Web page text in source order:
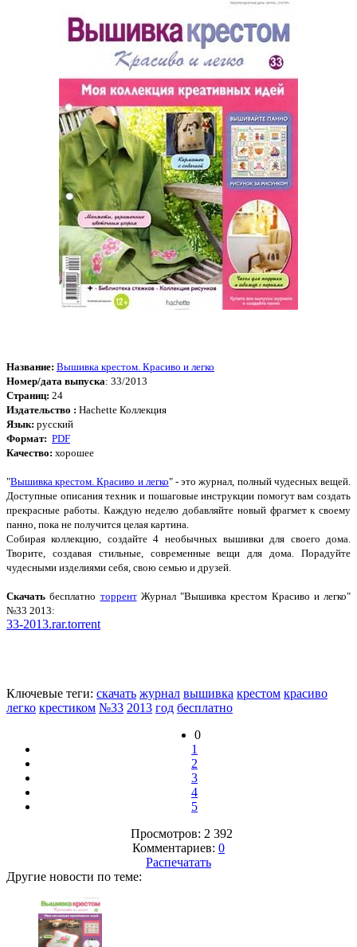
Название: Вышивка крестом. Красиво и легко
Номер/дата выпуска: 33/2013
Страниц: 24
Издательство : Hachette Коллекция
Язык: русский
Формат: PDF
Качество: хорошее
"Вышивка крестом. Красиво и легко" - это журнал, полный чудесных вещей.
Доступные описания техник и пошаговые инструкции помогут вам создать
прекрасные работы. Каждую неделю добавляйте новый фрагмет к своему
панно, пока не получится целая картина.
Собирая коллекцию, создайте 4 необычных вышивки для своего дома.
Творите, создавая стильные, современные вещи для дома. Порадуйте
чудесными изделиями себя, свою семью и друзей.
Cкачать бесплатно торрентЖурнал "Вышивка крестом Красиво и легко"
№33 2013:
33-2013.rar.torrent
Ключевые теги: скачать журнал вышивка крестом красиво
легко крестиком №33 2013 год бесплатно
0
1
2
3
4
5
Просмотров: 2 392
Комментариев: 0
Распечатать
Другие новости по теме: